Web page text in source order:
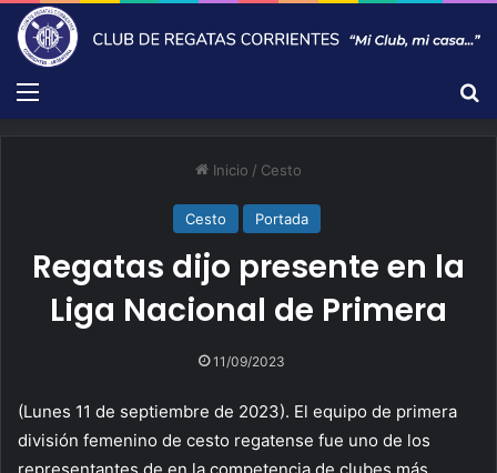
Menú
Inicio / Cesto
Cesto Portada
Regatas dijo presente en la
Liga Nacional de Primera
11/09/2023
(Lunes 11 de septiembre de 2023). El equipo de primera
división femenino de cesto regatense fue uno de los